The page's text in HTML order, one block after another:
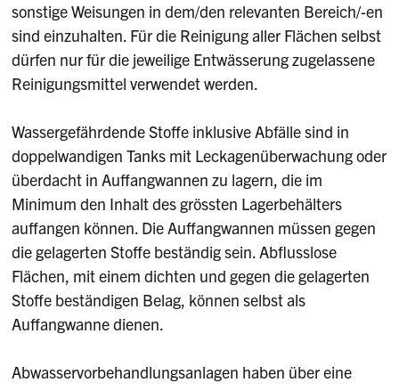
sonstige Weisungen in dem/den relevanten Bereich/-en
sind einzuhalten. Für die Reinigung aller Flächen selbst
dürfen nur für die jeweilige Entwässerung zugelassene
Reinigungsmittel verwendet werden.
Wassergefährdende Stoffe inklusive Abfälle sind in
doppelwandigen Tanks mit Leckagenüberwachung oder
überdacht in Auffangwannen zu lagern, die im
Minimum den Inhalt des grössten Lagerbehälters
auffangen können. Die Auffangwannen müssen gegen
die gelagerten Stoffe beständig sein. Abflusslose
Flächen, mit einem dichten und gegen die gelagerten
Stoffe beständigen Belag, können selbst als
Auffangwanne dienen.
Abwasservorbehandlungsanlagen haben über eine